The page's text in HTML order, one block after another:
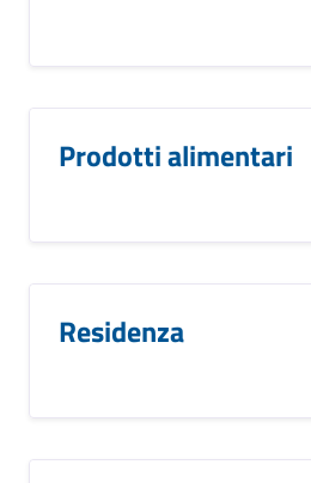
Prodotti alimentari
Residenza